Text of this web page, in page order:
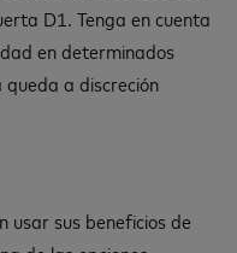
D1. Tenga en cuenta
en determinados
queda a discreción
usar sus beneficios de